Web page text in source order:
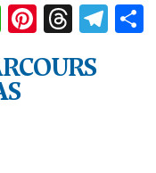
WhatsApp
Pinterest